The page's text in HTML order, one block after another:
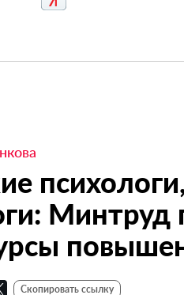
Минтруд
Скопировать ссылку